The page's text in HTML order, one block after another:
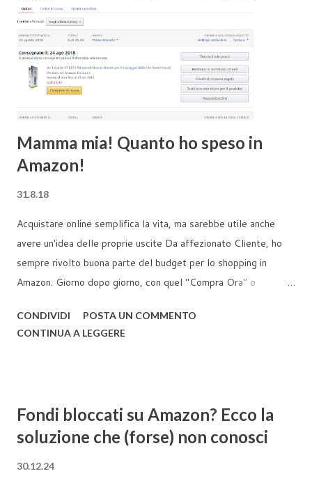
Mamma mia! Quanto ho speso in
Amazon!
31.8.18
Acquistare online semplifica la vita, ma sarebbe utile anche
avere un'idea delle proprie uscite Da affezionato Cliente, ho
sempre rivolto buona parte del budget per lo shopping in
Amazon. Giorno dopo giorno, con quel "Compra Ora" o
pancia) con tante cose buone e utili, dall'altra ho soddisfatto i
miei impulsi d'acquisto sfruttando al meglio le opportunità
che faciliterebbe la vita: scaricare dei report sugli acquisti,
cosa che per la piattaforma americana risulta invece possibile.
CONDIVIDI
POSTA UN COMMENTO
CONTINUA A LEGGERE
Fondi bloccati su Amazon? Ecco la
soluzione che (forse) non conosci
30.12.24